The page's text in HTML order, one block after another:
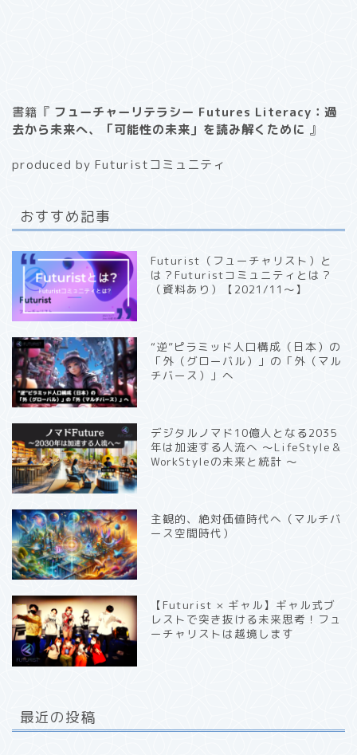
書籍『 フューチャーリテラシー Futures Literacy：過
去から未来へ、「可能性の未来」を読み解くために 』
produced by Futuristコミュニティ
おすすめ記事
Futurist（フューチャリスト）と
は？Futuristコミュニティとは？
（資料あり）【2021/11〜】
“逆”ピラミッド人口構成（日本）の
「外（グローバル）」の「外（マル
チバース）」へ
デジタルノマド10億人となる2035
年は加速する人流へ 〜LifeStyle＆
WorkStyleの未来と統計 〜
主観的、絶対価値時代へ（マルチバ
ース空間時代）
【Futurist × ギャル】ギャル式ブ
レストで突き抜ける未来思考！フュ
ーチャリストは越境します
最近の投稿